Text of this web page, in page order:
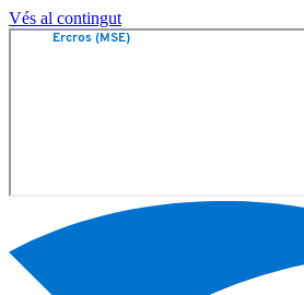
Vés al contingut